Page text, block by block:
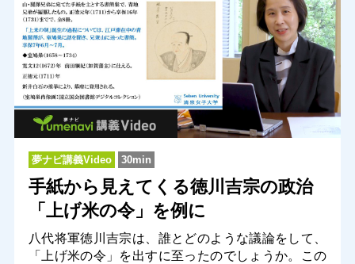
夢ナビ講義Video 30min
手紙から見えてくる徳川吉宗の政治
「上げ米の令」を例に
八代将軍徳川吉宗は、誰とどのような議論をして、
「上げ米の令」を出すに至ったのでしょうか。この